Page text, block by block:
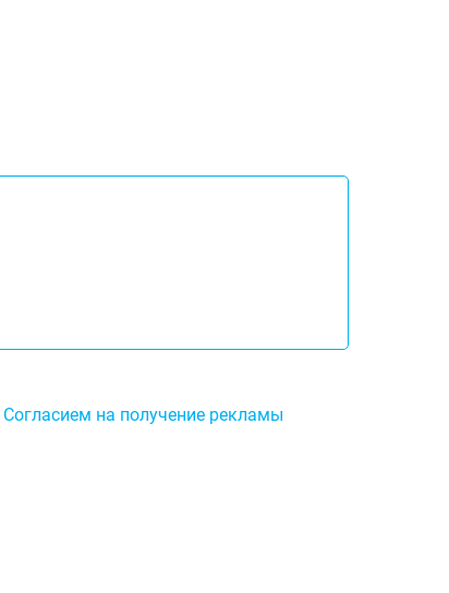
Согласием на получение рекламы